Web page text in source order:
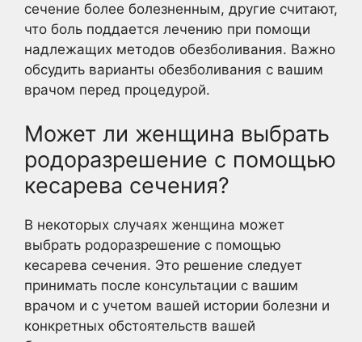
сечение более болезненным, другие считают,
что боль поддается лечению при помощи
надлежащих методов обезболивания. Важно
обсудить варианты обезболивания с вашим
врачом перед процедурой.
Может ли женщина выбрать
родоразрешение с помощью
кесарева сечения?
В некоторых случаях женщина может
выбрать родоразрешение с помощью
кесарева сечения. Это решение следует
принимать после консультации с вашим
врачом и с учетом вашей истории болезни и
конкретных обстоятельств вашей